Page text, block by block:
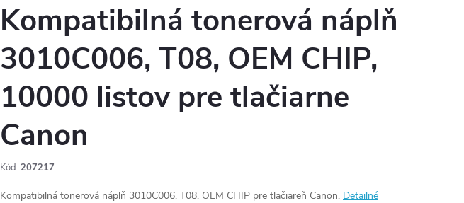
Kompatibilná tonerová náplň
3010C006, T08, OEM CHIP,
10000 listov pre tlačiarne
Canon
Kód: 207217
Kompatibilná tonerová náplň 3010C006, T08, OEM CHIP pre tlačiareň Canon. Detailné